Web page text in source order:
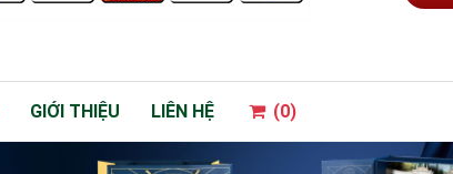
GIỚI THIỆU LIÊN HỆ (0)